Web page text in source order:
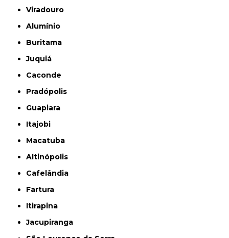
Viradouro
Alumínio
Buritama
Juquiá
Caconde
Pradópolis
Guapiara
Itajobi
Macatuba
Altinópolis
Cafelândia
Fartura
Itirapina
Jacupiranga